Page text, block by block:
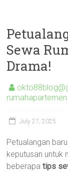
Sewa
Drama!
rumahapartemen
July 27, 2025
Petualangan
keputusan untuk
beberapatips